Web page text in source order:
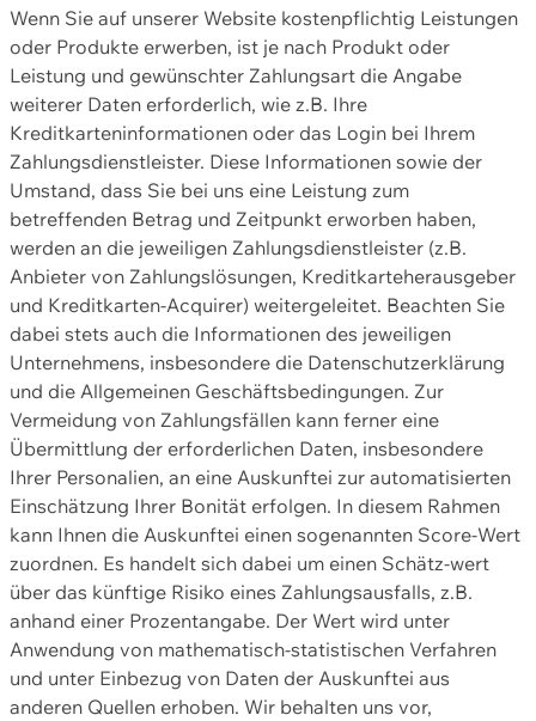
Wenn Sie auf unserer Website kostenpflichtig Leistungen
oder Produkte erwerben, ist je nach Produkt oder
Leistung und gewünschter Zahlungsart die Angabe
weiterer Daten erforderlich, wie z.B. Ihre
Kreditkarteninformationen oder das Login bei Ihrem
Zahlungsdienstleister. Diese Informationen sowie der
Umstand, dass Sie bei uns eine Leistung zum
betreffenden Betrag und Zeitpunkt erworben haben,
werden an die jeweiligen Zahlungsdienstleister (z.B.
Anbieter von Zahlungslösungen, Kreditkarteherausgeber
und Kreditkarten-Acquirer) weitergeleitet. Beachten Sie
dabei stets auch die Informationen des jeweiligen
Unternehmens, insbesondere die Datenschutzerklärung
und die Allgemeinen Geschäftsbedingungen. Zur
Vermeidung von Zahlungsfällen kann ferner eine
Übermittlung der erforderlichen Daten, insbesondere
Ihrer Personalien, an eine Auskunftei zur automatisierten
Einschätzung Ihrer Bonität erfolgen. In diesem Rahmen
kann Ihnen die Auskunftei einen sogenannten Score-Wert
zuordnen. Es handelt sich dabei um einen Schätz-wert
über das künftige Risiko eines Zahlungsausfalls, z.B.
anhand einer Prozentangabe. Der Wert wird unter
Anwendung von mathematisch-statistischen Verfahren
und unter Einbezug von Daten der Auskunftei aus
anderen Quellen erhoben. Wir behalten uns vor,